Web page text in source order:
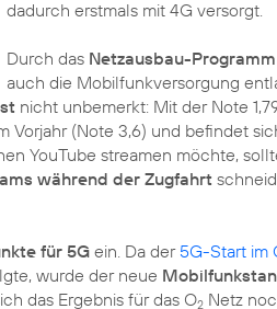
dadurch erstmals mit 4G versorgt.
Durch das Netzausbau-Programm
auch die Mobilfunkversorgung
nicht unbemerkt: Mit der Note
Vorjahr (Note 3,6) und befindet
YouTube streamen möchte,
während der Zugfahrt
für 5G ein. Da der 5G-Start im
wurde der neue
das Ergebnis für das O2 Netz